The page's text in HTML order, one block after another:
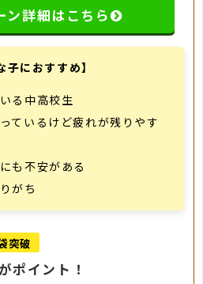
ン詳細はこちら
子におすすめ】
る中高校生
ているけど疲れが残りやす
も不安がある
がち
突破
ポイント！